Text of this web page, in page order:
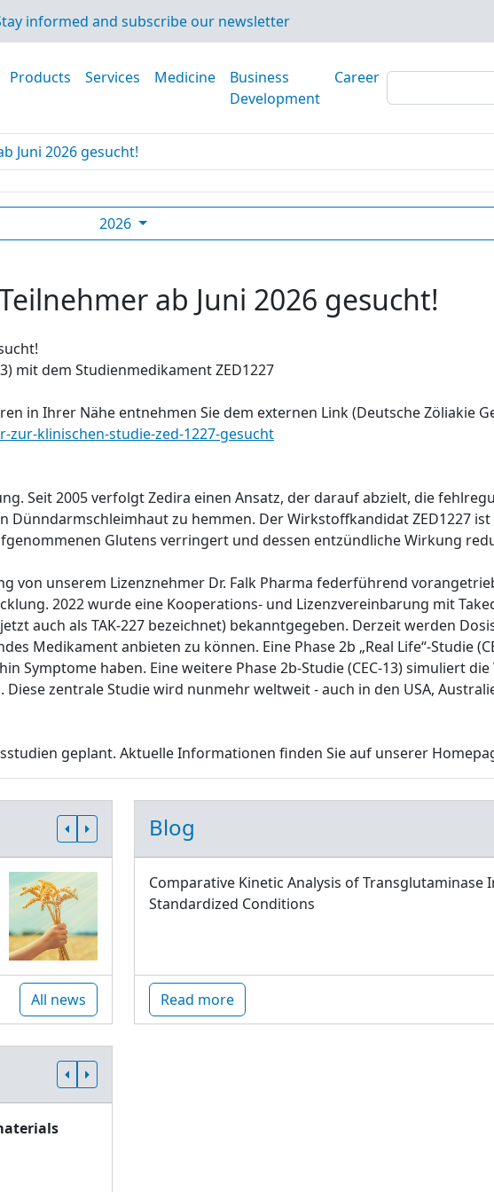
informed and subscribe our newsletter
Products Services Medicine
Business
Development
Career
Juni 2026 gesucht!
2026
ab Juni 2026 gesucht!
mit dem Studienmedikament ZED1227
in Ihrer Nähe entnehmen Sie dem externen Link (Deutsche Zöliakie
klinischen-studie-zed-1227-gesucht
Seit 2005 verfolgt Zedira einen Ansatz, der darauf abzielt, die
Dünndarmschleimhaut zu hemmen. Der Wirkstoffkandidat ZED1227
Glutens verringert und dessen entzündliche Wirkung
von unserem Lizenznehmer Dr. Falk Pharma federführend
2022 wurde eine Kooperations- und Lizenzvereinbarung mit
auch als TAK-227 bezeichnet) bekanntgegeben. Derzeit werden
Medikament anbieten zu können. Eine Phase 2b „Real Life“-Studie
Symptome haben. Eine weitere Phase 2b-Studie (CEC-13) simuliert
zentrale Studie wird nunmehr weltweit - auch in den USA,
geplant. Aktuelle Informationen finden Sie auf unserer
All news
Blog
Comparative Kinetic Analysis of Transglutaminase
Standardized Conditions
Read more